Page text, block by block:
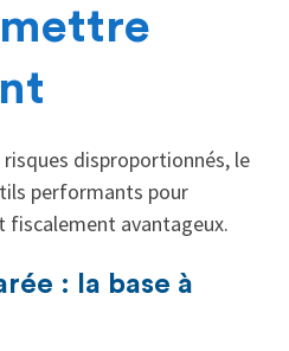
disproportionnés, le
performants pour
avantageux.
: la base à